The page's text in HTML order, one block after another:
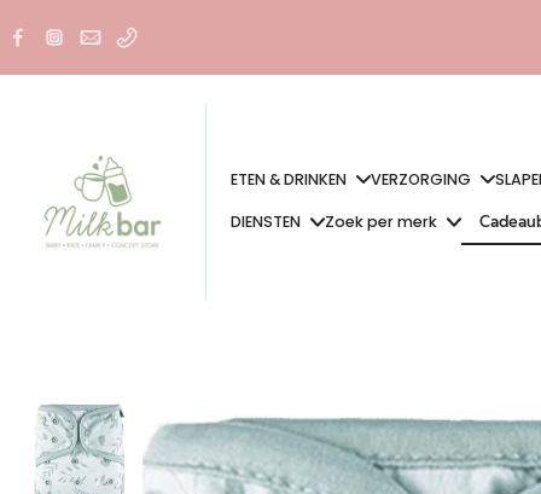
Doorgaan
naar
artikel
ETEN & DRINKEN VERZORGING
DIENSTEN Zoek per merk
Ga
naar
productinformatie